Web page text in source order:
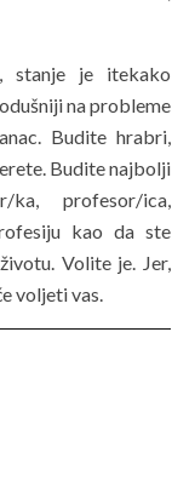
stanje je itekako
na probleme
Budite hrabri,
Budite najbolji
ka, profesor/ica,
kao da ste
Volite je. Jer,
voljeti vas.